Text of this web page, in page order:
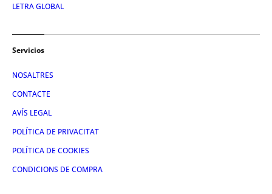
LETRA GLOBAL
Servicios
NOSALTRES
CONTACTE
AVÍS LEGAL
POLÍTICA DE PRIVACITAT
POLÍTICA DE COOKIES
CONDICIONS DE COMPRA